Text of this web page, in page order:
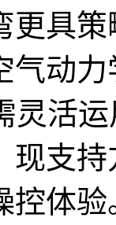
更具
气动
灵活
现支
控体验